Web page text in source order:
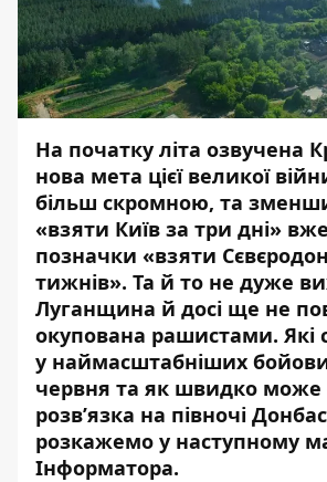
На початку літа озвучена
нова мета цієї великої
більш скромною, та
«взяти Київ за три дні»
позначки «взяти
тижнів». Та й то не дуже
Луганщина й досі ще не
окупована рашистами. Які
у наймасштабніших
червня та як швидко може
розв’язка на півночі
розкажемо у наступному
Інформатора.